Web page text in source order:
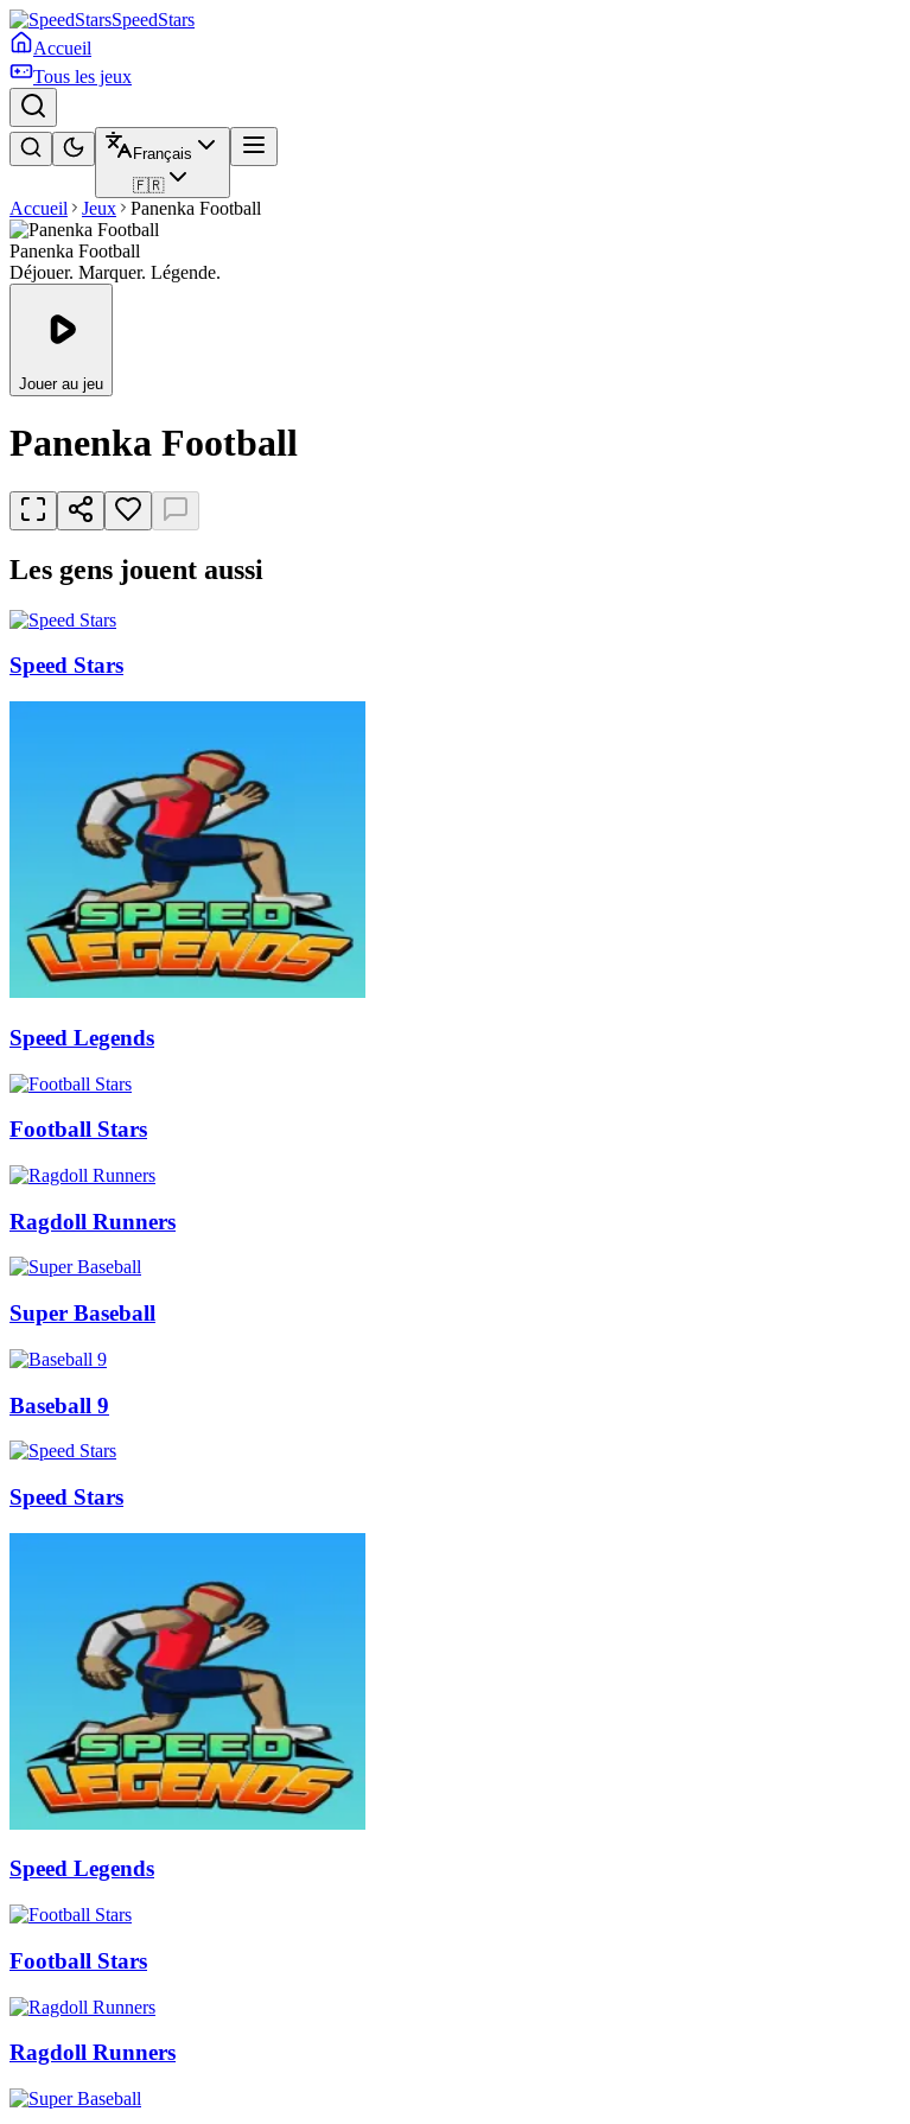
SpeedStars
Accueil
Tous les jeux
Français
🇫🇷
Accueil Jeux Panenka Football
Panenka Football
Déjouer. Marquer. Légende.
Jouer au jeu
Panenka Football
Les gens jouent aussi
Speed Stars
Speed Legends
Football Stars
Ragdoll Runners
Super Baseball
Baseball 9
Speed Stars
Speed Legends
Football Stars
Ragdoll Runners